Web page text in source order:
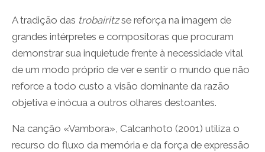
A tradição das trobairitzse reforça na imagem de
grandes intérpretes e compositoras que procuram
demonstrar sua inquietude frente à necessidade vital
de um modo próprio de ver e sentir o mundo que não
reforce a todo custo a visão dominante da razão
objetiva e inócua a outros olhares destoantes.
Na canção «Vambora», Calcanhoto (2001) utiliza o
recurso do fluxo da memória e da força de expressão